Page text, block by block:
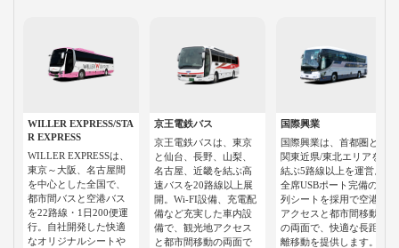
WILLER EXPRESS/STA
R EXPRESS
WILLER EXPRESSは、
東京～大阪、名古屋間
を中心とした全国で、
都市間バスと空港バス
を22路線・1日200便運
行。自社開発した快適
なオリジナルシートや
京王電鉄バス
京王電鉄バスは、東京
と仙台、長野、山梨、
名古屋、近畿を結ぶ高
速バスを20路線以上展
開。Wi-FI設備、充電配
備など充実した車内設
備で、観光地アクセス
と都市間移動の両面で
国際興業
国際興業は、首都圏と
関東近県/東北エリアを
結ぶ5路線以上を運営。
全席USBポート完備の3
列シートを採用で空港
アクセスと都市間移動
の両面で、快適な長距
離移動を提供します。